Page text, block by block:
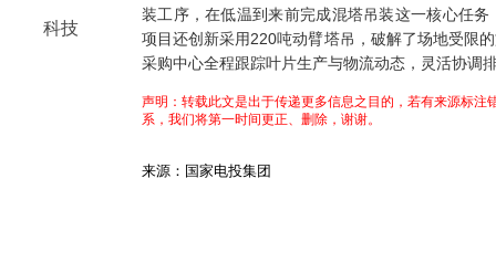
科技
装工序，在低温到来前完成混塔吊装这一核心任
项目还创新采用220吨动臂塔吊，破解了场地受限
采购中心全程跟踪叶片生产与物流动态，灵活协调
声明：转载此文是出于传递更多信息之目的，若有来源标
系，我们将第一时间更正、删除，谢谢。
来源：国家电投集团